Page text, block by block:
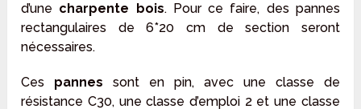
d’une charpente bois. Pour ce faire, des pannes
rectangulaires de 6*20 cm de section seront
nécessaires.
Ces pannessont en pin, avec une classe de
résistance C30, une classe d’emploi 2 et une classe